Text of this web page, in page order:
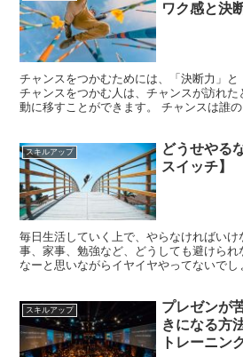
ワク感と決
チャンスをつかむためには、「決断力」と
チャンスをつかむ人は、チャンスが訪れ
動に移すことができます。 チャンスは誰の
スキルアップ
どうせやる
スイッチ】
毎日生活していく上で、やらなければい
事、家事、勉強など、どうしても避けら
なーと思いながらイヤイヤやってないでし
スキルアップ
プレゼンが
きになる方
トレーニン